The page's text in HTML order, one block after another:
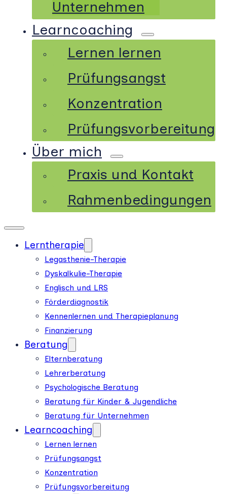
Unternehmen
Learncoaching
Lernen lernen
Prüfungsangst
Konzentration
Prüfungsvorbereitung
Über mich
Praxis und Kontakt
Rahmenbedingungen
Lerntherapie
Legasthenie-Therapie
Dyskalkulie-Therapie
Englisch und LRS
Förderdiagnostik
Kennenlernen und Therapieplanung
Finanzierung
Beratung
Elternberatung
Lehrerberatung
Psychologische Beratung
Beratung für Kinder & Jugendliche
Beratung für Unternehmen
Learncoaching
Lernen lernen
Prüfungsangst
Konzentration
Prüfungsvorbereitung